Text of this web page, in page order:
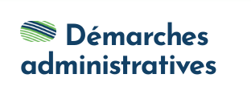
Démarches
administratives